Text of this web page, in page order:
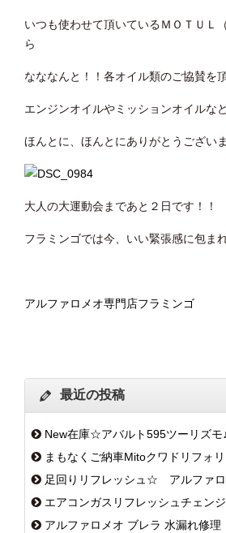
いつも使わせて頂いているＭＯＴＵＬ
ら
なななんと！！各オイル類のご協賛を
エンジンオイルやミッションオイルなど
ほんとに、ほんとにありがとうございま
大人の大運動会まであと２日です！！
フラミンゴでは今、いい緊張感に包ま
アルファロメオ専門店フラミンゴ
最近の投稿
New在庫☆アバルト595ツーリズモ
まもなくご納車Mitoクワドリフォ
足回りリフレッシュ☆ アルファ
エアコンガスリフレッシュチェン
アルファロメオ ブレラ 水漏れ修理